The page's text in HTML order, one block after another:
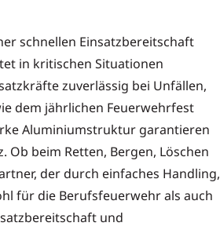
schnellen Einsatzbereitschaft
in kritischen Situationen
zuverlässig bei Unfällen,
dem jährlichen Feuerwehrfest
Aluminiumstruktur garantieren
beim Retten, Bergen, Löschen
der durch einfaches Handling,
für die Berufsfeuerwehr als auch
und